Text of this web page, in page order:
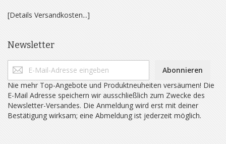
[Details Versandkosten...]
Newsletter
Abonnieren
Nie mehr Top-Angebote und Produktneuheiten versäumen! Die
E-Mail Adresse speichern wir ausschließlich zum Zwecke des
Newsletter-Versandes. Die Anmeldung wird erst mit deiner
Bestätigung wirksam; eine Abmeldung ist jederzeit möglich.